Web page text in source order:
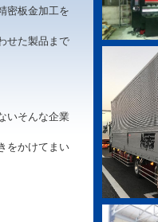
密板金加工を
せた製品まで
いそんな企業
をかけてまい